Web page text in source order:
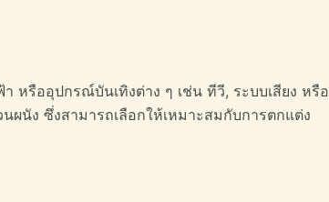
หรืออุปกรณ์บันเทิงต่าง ๆ เช่น ทีวี, ระบบเสียง หรือ
นัง ซึ่งสามารถเลือกให้เหมาะสมกับการตกแต่ง